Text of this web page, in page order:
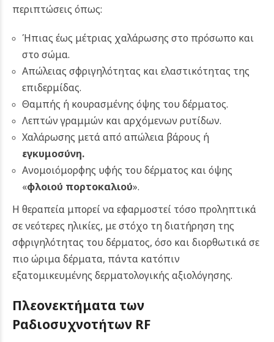
περιπτώσεις όπως:
Ήπιας έως μέτριας χαλάρωσης στο πρόσωπο και
στο σώμα.
Απώλειας σφριγηλότητας και ελαστικότητας της
επιδερμίδας.
Θαμπής ή κουρασμένης όψης του δέρματος.
Λεπτών γραμμών και αρχόμενων ρυτίδων.
Χαλάρωσης μετά από απώλεια βάρους ή
εγκυμοσύνη.
Ανομοιόμορφης υφής του δέρματος και όψης
«φλοιού πορτοκαλιού».
Η θεραπεία μπορεί να εφαρμοστεί τόσο προληπτικά
σε νεότερες ηλικίες, με στόχο τη διατήρηση της
σφριγηλότητας του δέρματος, όσο και διορθωτικά σε
πιο ώριμα δέρματα, πάντα κατόπιν
εξατομικευμένης δερματολογικής αξιολόγησης.
Πλεονεκτήματα των
Ραδιοσυχνοτήτων RF